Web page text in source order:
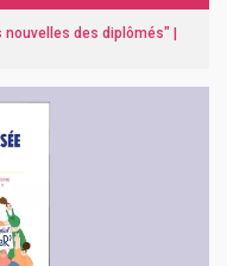
nouvelles des diplômés" |